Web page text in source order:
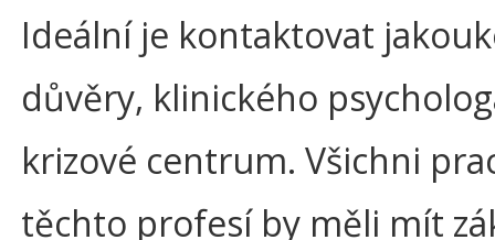
Ideální je kontaktovat
důvěry, klinického
krizové centrum. Všichni
těchto profesí by měli mít